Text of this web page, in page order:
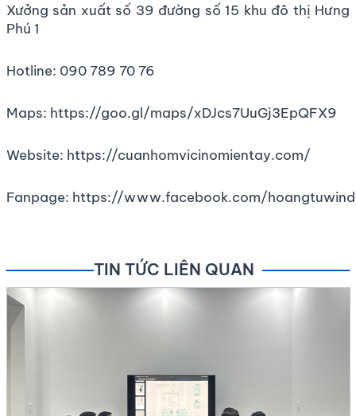
Xưởng sản xuất số 39 đường số 15 khu đô thị Hưng
Phú 1
Hotline: 090 789 70 76
Maps: https://goo.gl/maps/xDJcs7UuGj3EpQFX9
Website: https://cuanhomvicinomientay.com/
Fanpage: https://www.facebook.com/
TIN TỨC LIÊN QUAN